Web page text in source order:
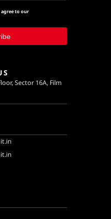
to our
Sector 16A, Film